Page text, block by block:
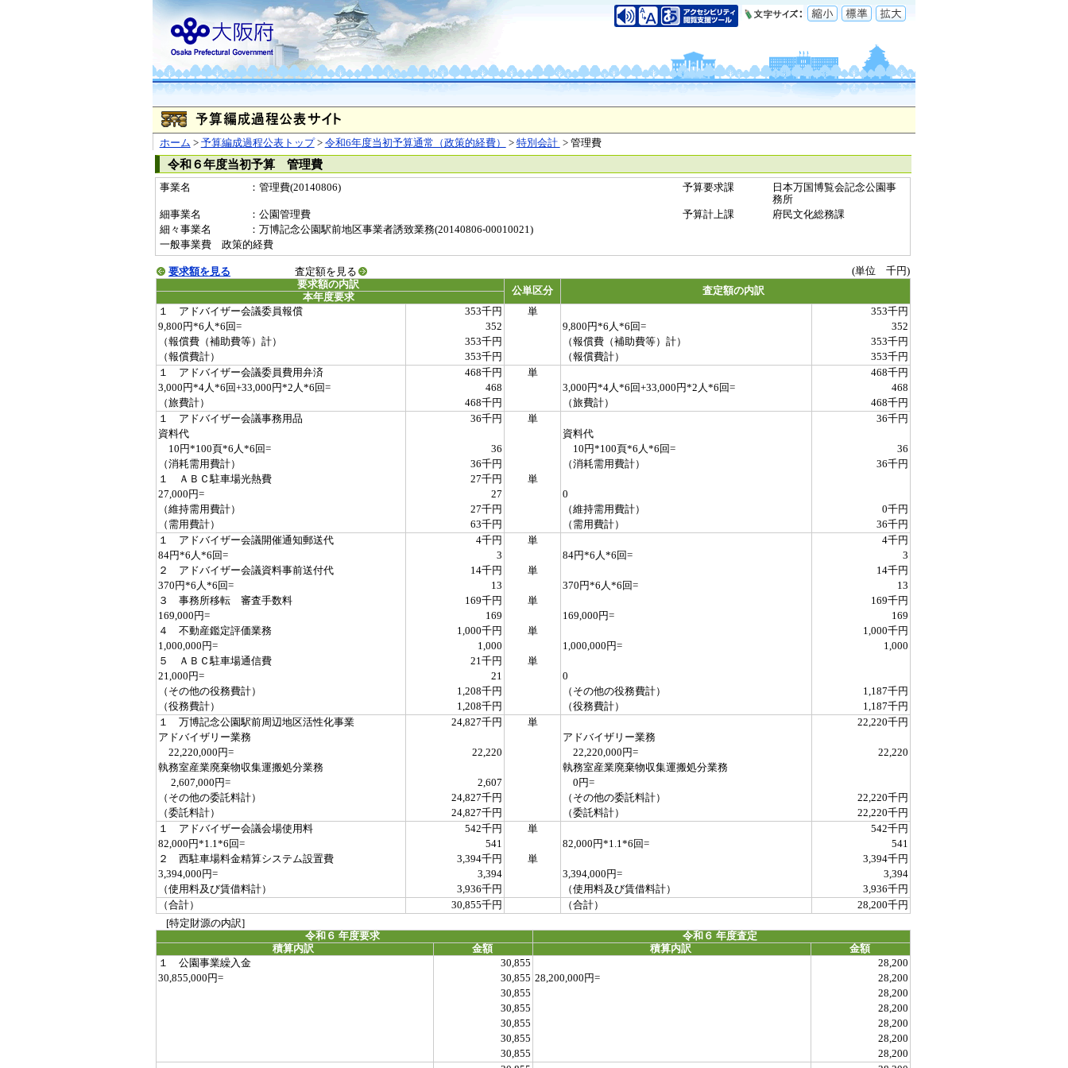
ホーム > 予算編成過程公表トップ> 令和6年度当初予算通常（政策的経費） > 特別会計 > 管理費
令和６年度当初予算 管理費
事業名 ：管理費(20140806) 予算要求課
日本万国博覧会記念公園事
務所
細事業名
：公園管理費 予算計上課
府民文化総務課
細々事業名
：万博記念公園駅前地区事業者誘致業務(20140806-00010021)
一般事業費 政策的経費
要求額を見る 査定額を見る
(単位 千円)
要求額の内訳
公単区分 査定額の内訳
本年度要求
１ アドバイザー会議委員報償
353千円 単
353千円
9,800円*6人*6回=
352 9,800円*6人*6回=
352
（報償費（補助費等）計）
353千円 （報償費（補助費等）計）
353千円
（報償費計）
353千円 （報償費計）
353千円
１ アドバイザー会議委員費用弁済
468千円 単
468千円
3,000円*4人*6回+33,000円*2人*6回=
468 3,000円*4人*6回+33,000円*2人*6回=
468
（旅費計）
468千円 （旅費計）
468千円
１ アドバイザー会議事務用品
36千円 単
36千円
資料代
資料代
10円*100頁*6人*6回=
36 10円*100頁*6人*6回=
36
（消耗需用費計）
36千円 （消耗需用費計）
36千円
１ ＡＢＣ駐車場光熱費
27千円
単
27,000円=
27
0
（維持需用費計）
27千円 （維持需用費計）
0千円
（需用費計）
63千円 （需用費計）
36千円
１ アドバイザー会議開催通知郵送代
4千円 単
4千円
84円*6人*6回=
3 84円*6人*6回=
3
２ アドバイザー会議資料事前送付代
14千円 単
14千円
370円*6人*6回=
13 370円*6人*6回=
13
３ 事務所移転 審査手数料
169千円 単
169千円
169,000円=
169 169,000円=
169
４ 不動産鑑定評価業務
1,000千円 単
1,000千円
1,000,000円=
1,000 1,000,000円=
1,000
５ ＡＢＣ駐車場通信費
21千円
単
21,000円=
21
0
（その他の役務費計）
1,208千円 （その他の役務費計）
1,187千円
（役務費計）
1,208千円 （役務費計）
1,187千円
１ 万博記念公園駅前周辺地区活性化事業
24,827千円 単
22,220千円
アドバイザリー業務
アドバイザリー業務
22,220,000円=
22,220 22,220,000円=
22,220
執務室産業廃棄物収集運搬処分業務
執務室産業廃棄物収集運搬処分業務
2,607,000円=
2,607
0円=
（その他の委託料計）
24,827千円 （その他の委託料計）
22,220千円
（委託料計）
24,827千円 （委託料計）
22,220千円
１ アドバイザー会議会場使用料
542千円 単
542千円
82,000円*1.1*6回=
541 82,000円*1.1*6回=
541
２ 西駐車場料金精算システム設置費
3,394千円 単
3,394千円
3,394,000円=
3,394 3,394,000円=
3,394
（使用料及び賃借料計）
3,936千円 （使用料及び賃借料計）
3,936千円
（合計）
30,855千円 （合計）
28,200千円
[特定財源の内訳]
令和６ 年度要求
令和６ 年度査定
積算内訳
金額 積算内訳
金額
１ 公園事業繰入金
30,855
28,200
30,855,000円=
30,855 28,200,000円=
28,200
30,855
28,200
30,855
28,200
30,855
28,200
30,855
28,200
30,855
28,200